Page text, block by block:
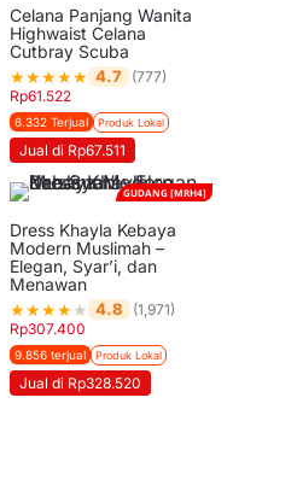
Celana Panjang Wanita
Highwaist Celana
Cutbray Scuba
★★★★★ 4.7 (777)
Rp61.522
6.332 Terjual Produk Lokal
Jual di Rp67.511
GUDANG [MRH4]
Dress Khayla Kebaya
Modern Muslimah –
Elegan, Syar’i, dan
Menawan
★★★★★ 4.8
(1,971)
Rp307.400
9.856 terjual Produk Lokal
Jual di Rp328.520